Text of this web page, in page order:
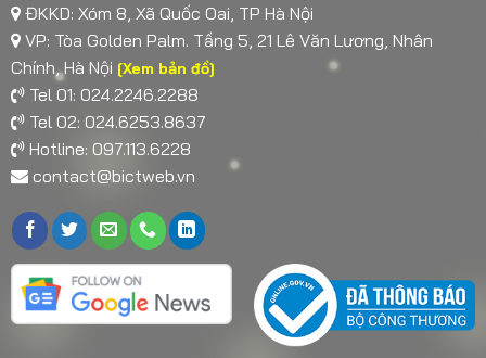
ĐKKD: Xóm 8, Xã Quốc Oai, TP Hà Nội
VP: Tòa Golden Palm. Tầng 5, 21 Lê Văn Lương, Nhân
Chính, Hà Nội [Xem bản đồ]
Tel 01: 024.2246.2288
Tel 02: 024.6253.8637
Hotline: 097.113.6228
contact@bictweb.vn